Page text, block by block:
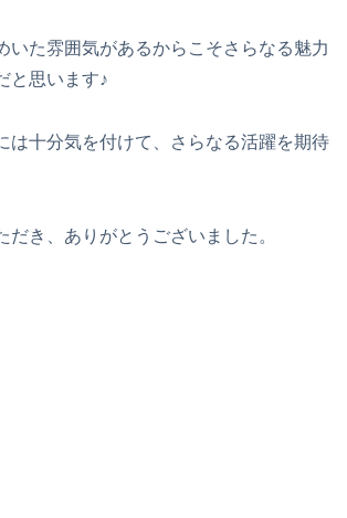
いた雰囲気があるからこそさらなる魅力
と思います♪
は十分気を付けて、さらなる活躍を期待
だき、ありがとうございました。